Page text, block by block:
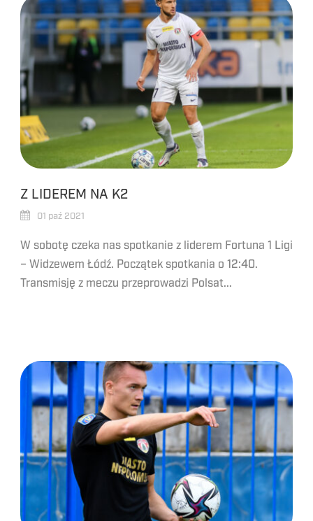
Z LIDEREM NA K2
01 paź 2021
W sobotę czeka nas spotkanie z liderem Fortuna 1 Ligi
– Widzewem Łódź. Początek spotkania o 12:40.
Transmisję z meczu przeprowadzi Polsat...